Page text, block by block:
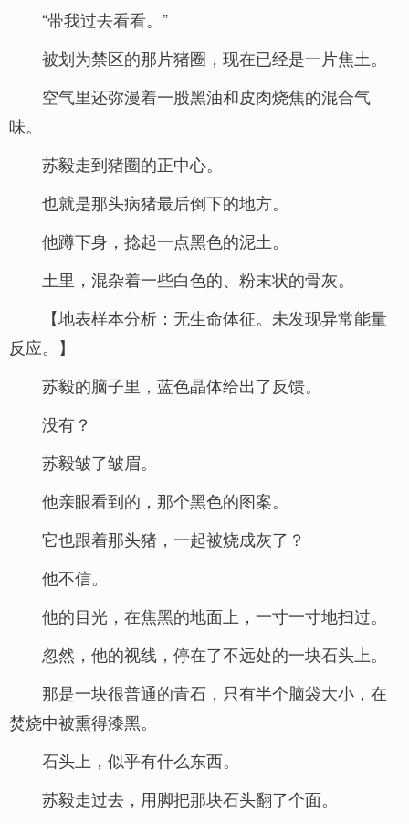
“带我过去看看。”
被划为禁区的那片猪圈，现在已经是一片焦土。
空气里还弥漫着一股黑油和皮肉烧焦的混合气
味。
苏毅走到猪圈的正中心。
也就是那头病猪最后倒下的地方。
他蹲下身，捻起一点黑色的泥土。
土里，混杂着一些白色的、粉末状的骨灰。
【地表样本分析：无生命体征。未发现异常能量
反应。】
苏毅的脑子里，蓝色晶体给出了反馈。
没有？
苏毅皱了皱眉。
他亲眼看到的，那个黑色的图案。
它也跟着那头猪，一起被烧成灰了？
他不信。
他的目光，在焦黑的地面上，一寸一寸地扫过。
忽然，他的视线，停在了不远处的一块石头上。
那是一块很普通的青石，只有半个脑袋大小，在
焚烧中被熏得漆黑。
石头上，似乎有什么东西。
苏毅走过去，用脚把那块石头翻了个面。